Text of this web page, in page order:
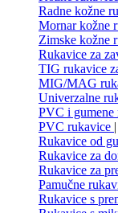
Radne kožne
Mornar kožne
Zimske kožne
Rukavice za
TIG rukavice
MIG/MAG
Univerzalne
PVC i gumene
PVC rukavice
Rukavice od
Rukavice za
Rukavice za
Pamučne
Rukavice s